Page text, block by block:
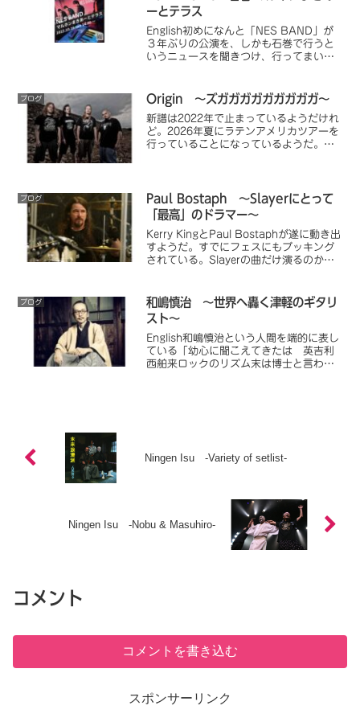
ーとテラス
English初めになんと「NES BAND」が
３年ぶりの公演を、しかも石巻で行うと
いうニュースを聞きつけ、行ってまいり
斐のある素晴らしいライブでした。
「NES BAND...
ブログ Origin ～ズガガガガガガガガガ～
新譜は2022年で止まっているようだけれ
ど。2026年夏にラテンアメリカツアーを
行っていることになっているようだ。こ
ブログ
Paul Bostaph ～Slayerにとって
「最高」のドラマー～
Kerry KingとPaul Bostaphが遂に動き出
すようだ。すでにフェスにもブッキング
されている。Slayerの曲だけ演るのか？
にはいられないのである。
ブログ
和嶋慎治 ～世界へ轟く津軽のギタリ
スト～
English和嶋慎治という人間を端的に表し
ている「幼心に聞こえてきたは 英吉利
西舶来ロックのリズム末は博士と言われ
Ningen Isu -Variety of setlist-
Ningen Isu -Nobu & Masuhiro-
コメント
コメントを書き込む
スポンサーリンク